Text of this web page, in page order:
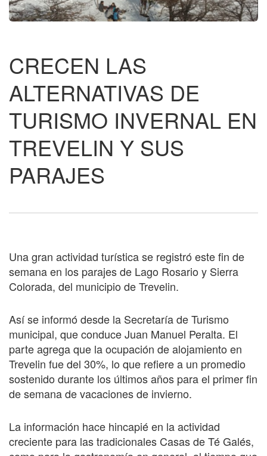
CRECEN LAS
ALTERNATIVAS DE
TURISMO INVERNAL EN
TREVELIN Y SUS
PARAJES
Una gran actividad turística se registró este fin de
semana en los parajes de Lago Rosario y Sierra
Colorada, del municipio de Trevelin.
Así se informó desde la Secretaría de Turismo
municipal, que conduce Juan Manuel Peralta. El
parte agrega que la ocupación de alojamiento en
Trevelin fue del 30%, lo que refiere a un promedio
sostenido durante los últimos años para el primer fin
de semana de vacaciones de invierno.
La información hace hincapié en la actividad
creciente para las tradicionales Casas de Té Galés,